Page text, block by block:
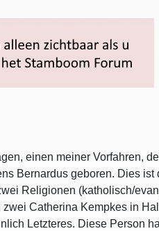
einen meiner Vorfahren,
Bernardus geboren. Dies
Religionen (katholisch/
zwei Catherina Kempkes in
Letzteres. Diese Person